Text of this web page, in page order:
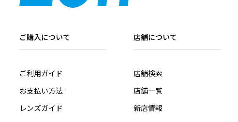
ご購入について
ご利用ガイド
お支払い方法
レンズガイド
店舗について
店舗検索
店舗一覧
新店情報